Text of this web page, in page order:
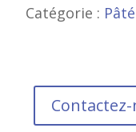
Catégorie : Pâté